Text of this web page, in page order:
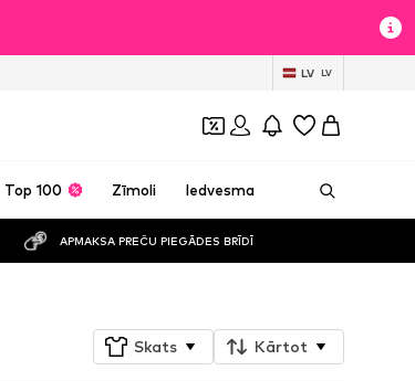
LV LV
Top 100 Zīmoli Iedvesma
APMAKSA PREČU PIEGĀDES BRĪDĪ
Skats Kārtot